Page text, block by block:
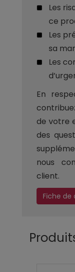
Les
ce
Les
sa
Les
En
de votre
des
nous
client.
Fiche de